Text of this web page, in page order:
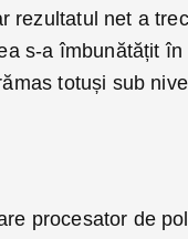
rezultatul net a
s-a îmbunătățit
totuși sub
procesator de